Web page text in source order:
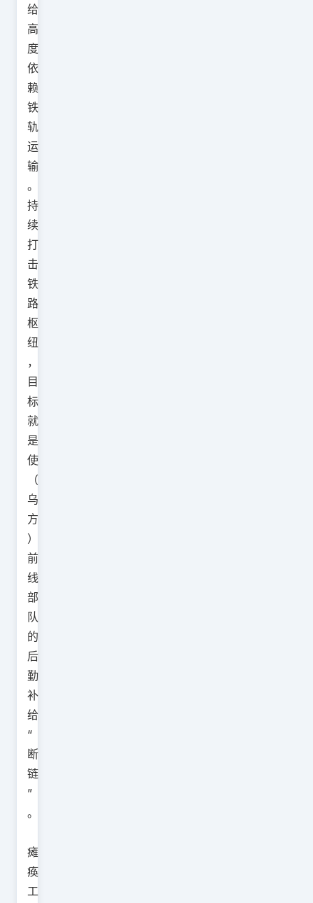
给
高
度
依
赖
铁
轨
运
输
。
持
续
打
击
铁
路
枢
纽
，
目
标
就
是
使
（
乌
方
）
前
线
部
队
的
后
勤
补
给
“
断
链
”
。
瘫
痪
工